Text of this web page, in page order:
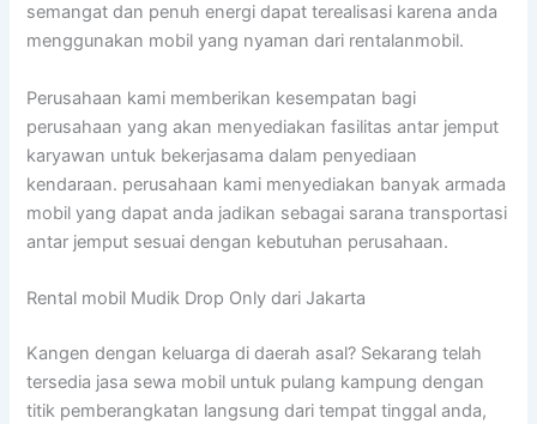
semangat dan penuh energi dapat terealisasi karena anda
menggunakan mobil yang nyaman dari rentalanmobil.
Perusahaan kami memberikan kesempatan bagi
perusahaan yang akan menyediakan fasilitas antar jemput
karyawan untuk bekerjasama dalam penyediaan
kendaraan. perusahaan kami menyediakan banyak armada
mobil yang dapat anda jadikan sebagai sarana transportasi
antar jemput sesuai dengan kebutuhan perusahaan.
Rental mobil Mudik Drop Only dari Jakarta
Kangen dengan keluarga di daerah asal? Sekarang telah
tersedia jasa sewa mobil untuk pulang kampung dengan
titik pemberangkatan langsung dari tempat tinggal anda,